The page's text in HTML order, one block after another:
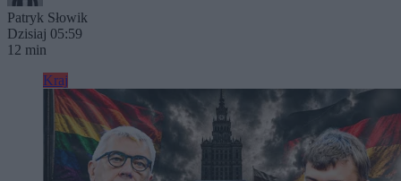
Patryk Słowik
Dzisiaj 05:59
12 min
Kraj